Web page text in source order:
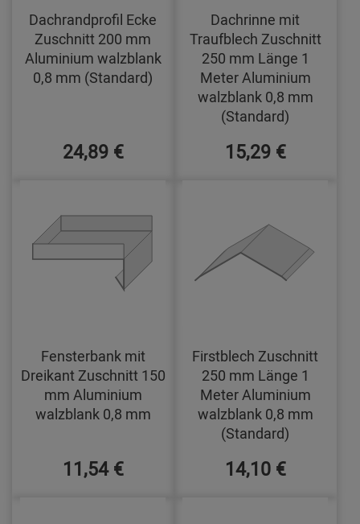
Dachrandprofil Ecke
Zuschnitt 200 mm
Aluminium walzblank
0,8 mm (Standard)
24,89 €
Dachrinne mit
Traufblech Zuschnitt
250 mm Länge 1
Meter Aluminium
walzblank 0,8 mm
(Standard)
15,29 €
Fensterbank mit
Dreikant Zuschnitt 150
mm Aluminium
walzblank 0,8 mm
11,54 €
Firstblech Zuschnitt
250 mm Länge 1
Meter Aluminium
walzblank 0,8 mm
(Standard)
14,10 €